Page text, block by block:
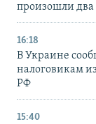
произошли два
16:18
В Украине
налоговикам
РФ
15:40